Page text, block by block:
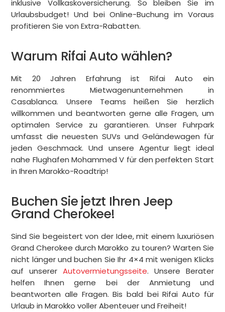
inklusive Vollkaskoversicherung. So bleiben Sie im
Urlaubsbudget! Und bei Online-Buchung im Voraus
profitieren Sie von Extra-Rabatten.
Warum Rifai Auto wählen?
Mit 20 Jahren Erfahrung ist Rifai Auto ein
renommiertes Mietwagenunternehmen in
Casablanca. Unsere Teams heißen Sie herzlich
willkommen und beantworten gerne alle Fragen, um
optimalen Service zu garantieren. Unser Fuhrpark
umfasst die neuesten SUVs und Geländewagen für
jeden Geschmack. Und unsere Agentur liegt ideal
nahe Flughafen Mohammed V für den perfekten Start
in Ihren Marokko-Roadtrip!
Buchen Sie jetzt Ihren Jeep
Grand Cherokee!
Sind Sie begeistert von der Idee, mit einem luxuriösen
Grand Cherokee durch Marokko zu touren? Warten Sie
nicht länger und buchen Sie Ihr 4×4 mit wenigen Klicks
auf unserer Autovermietungsseite. Unsere Berater
helfen Ihnen gerne bei der Anmietung und
beantworten alle Fragen. Bis bald bei Rifai Auto für
Urlaub in Marokko voller Abenteuer und Freiheit!